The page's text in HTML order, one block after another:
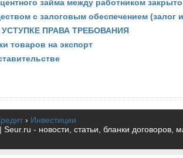
займа между работником
с залоговым обеспечением (залог
ПРАВА ТРЕБОВАНИЯ
товаров на экспорт
› Инвестиции
- новости, статьи, бланки договоров,